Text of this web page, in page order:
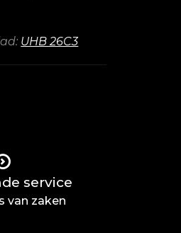
UHB 26C3
service
van zaken